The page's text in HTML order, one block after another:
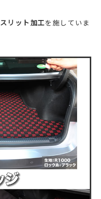
スリット加工を施していま